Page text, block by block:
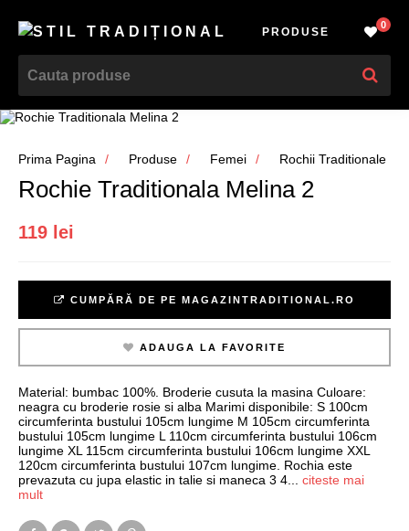
PRODUSE
0
Prima Pagina Produse Femei Rochii Traditionale
Rochie Traditionala Melina 2
119 lei
CUMPĂRĂ DE PE MAGAZINTRADITIONAL.RO
ADAUGA LA FAVORITE
Material: bumbac 100%. Broderie cusuta la masina Culoare:
neagra cu broderie rosie si alba Marimi disponibile: S 100cm
circumferinta bustului 105cm lungime M 105cm circumferinta
bustului 105cm lungime L 110cm circumferinta bustului 106cm
lungime XL 115cm circumferinta bustului 106cm lungime XXL
120cm circumferinta bustului 107cm lungime. Rochia este
prevazuta cu jupa elastic in talie si maneca 3 4
citeste mai
mult